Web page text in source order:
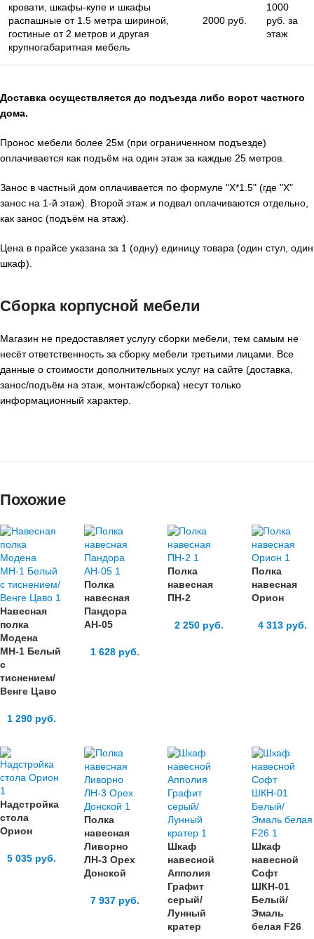
кровати, шкафы-купе и шкафы
распашные от 1.5 метра шириной,
гостиные от 2 метров и другая
крупногабаритная мебель
2000 руб.
1000
руб. за
этаж
Доставка осуществляется до подъезда либо ворот частного
дома.
Пронос мебели более 25м (при ограниченном подъезде)
оплачивается как подъём на один этаж за каждые 25 метров.
Занос в частный дом оплачивается по формуле "X*1.5" (где "X"
занос на 1-й этаж). Второй этаж и подвал оплачиваются отдельно,
как занос (подъём на этаж).
Цена в прайсе указана за 1 (одну) единицу товара (один стул, один
шкаф).
Сборка корпусной мебели
Магазин не предоставляет услугу сборки мебели, тем самым не
несёт ответственность за сборку мебели третьими лицами. Все
данные о стоимости дополнительных услуг на сайте (доставка,
занос/подъём на этаж, монтаж/сборка) несут только
информационный характер.
Похожие
Навесная
полка
Модена
МН-1 Белый
с
тиснением/
Венге Цаво
1 290руб.
Полка
навесная
Пандора
АН-05
1 628 руб.
Полка
навесная
ПН-2
2 250руб.
Полка
навесная
Орион
4 313 руб.
Надстройка
стола
Орион
5 035руб.
Полка
навесная
Ливорно
ЛН-3 Орех
Донской
7 937 руб.
Шкаф
навесной
Апполия
Графит
серый/
Лунный
кратер
Шкаф
навесной
Софт
ШКН-01
Белый/
Эмаль
белая F26